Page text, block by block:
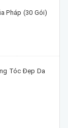
Pháp (30 Gói)
Tóc Đẹp Da